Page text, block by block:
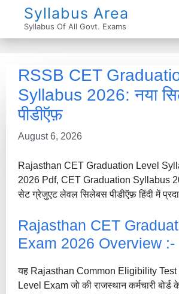
Syllabus Area
Syllabus Of All Govt. Exams
RSSB CET
Syllabus 2026: नया
पीडीऍफ़
August 6, 2026
Rajasthan CET Graduation Level
2026 Pdf, CET Graduation Syllabus
सेट ग्रेजुएट लेवल सिलेबस पीडीऍफ़ हिंदी में
Rajasthan CET
Exam 2026 Overview :-
यह Rajasthan Common Eligibility Test
Level Exam जो की राजस्थान कर्मचारी बोर्ड